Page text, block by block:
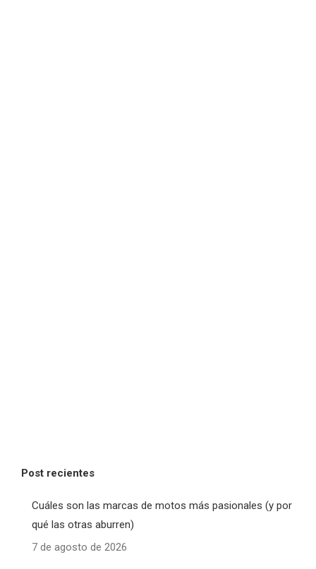
Post recientes
Cuáles son las marcas de motos más pasionales (y por
qué las otras aburren)
7 de agosto de 2026